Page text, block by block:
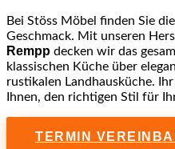
Bei Stöss Möbel finden Sie
Geschmack. Mit unseren
Rempp decken wir das
klassischen Küche über
rustikalen Landhausküche.
Ihnen, den richtigen Stil für
TERMIN